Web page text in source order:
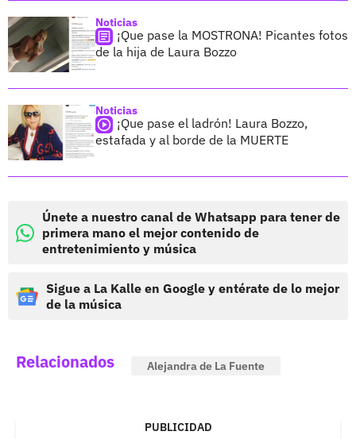
Noticias
¡Que pase la MOSTRONA! Picantes fotos
de la hija de Laura Bozzo
Noticias
¡Que pase el ladrón! Laura Bozzo,
estafada y al borde de la MUERTE
Únete a nuestro canal de Whatsapp para tener de
primera mano el mejor contenido de
entretenimiento y música
Sigue a La Kalle en Google y entérate de lo mejor
de la música
Relacionados Alejandra de La Fuente
PUBLICIDAD